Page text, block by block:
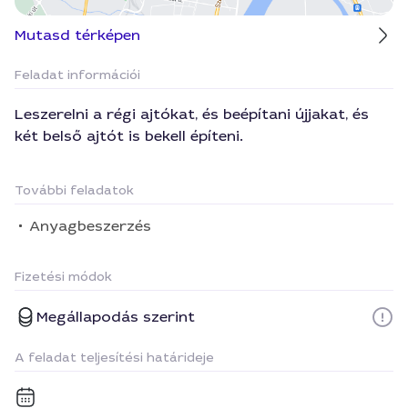
Mutasd térképen
Feladat információi
Leszerelni a régi ajtókat, és beépítani újjakat, és
két belső ajtót is bekell építeni.
További feladatok
Anyagbeszerzés
Fizetési módok
Megállapodás szerint
A feladat teljesítési határideje